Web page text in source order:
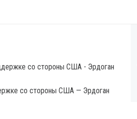
со стороны США — Эрдоган